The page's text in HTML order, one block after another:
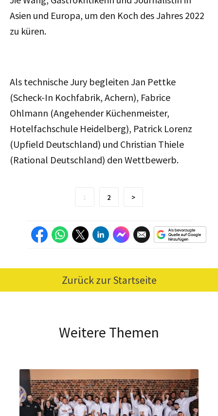
Asien und Europa, um den Koch des Jahres 2022
zu küren.
Als technische Jury begleiten Jan Pettke
(Scheck-In Kochfabrik, Achern), Fabrice
Ohlmann (Angehender Küchenmeister,
Hotelfachschule Heidelberg), Patrick Lorenz
(Upfield Deutschland) und Christian Thiele
(Rational Deutschland) den Wettbewerb.
2 >
Zurück zur Startseite
Weitere Themen